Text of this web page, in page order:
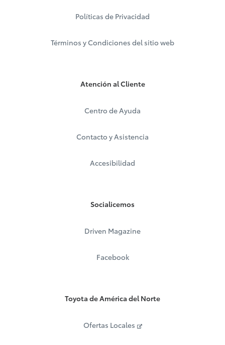
Políticas de Privacidad
Términos y Condiciones del sitio web
Atención al Cliente
Centro de Ayuda
Contacto y Asistencia
Accesibilidad
Socialicemos
Driven Magazine
Facebook
Toyota de América del Norte
Ofertas Locales